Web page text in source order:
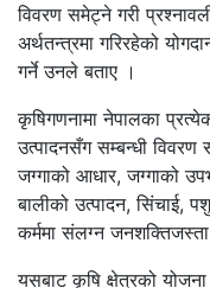
विवरण समेट्ने गरी
अर्थतन्त्रमा गरिरहेको
गर्ने उनले बताए ।
कृषिगणनामा नेपालका
उत्पादनसँग सम्बन्धी
जग्गाको आधार, जग्गाको
बालीको उत्पादन, सिंचाई,
कर्ममा संलग्न
यसबाट कृषि क्षेत्रको